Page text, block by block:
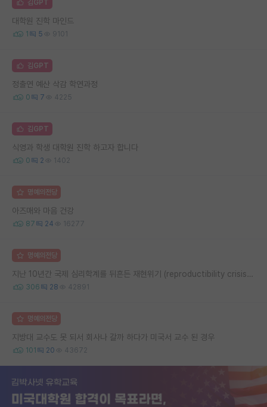
김GPT
대학원 진학 마인드
1 5 9101
김GPT
정출연 예산 삭감 학연과정
0 7 4225
김GPT
식영과 학생 대학원 진학 하고자 합니다
0 2 1402
명예의전당
아즈매와 마음 건강
87 24 16277
명예의전당
지난 10년간 국제 심리학계를 뒤흔든 재현위기 (reproductibility crisis) 요약 (1편)
306 28 42891
명예의전당
지방대 교수도 못 되서 회사나 갈까 하다가 미국서 교수 된 경우
101 20 43672